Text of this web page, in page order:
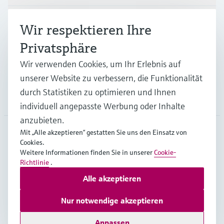
Branchen
Support
Unternehmen
DEU
Copyright © Endress+Hauser Group Services AG
Nutzungsbedingungen
Datenschutz
Rechtliches und AGB Deutschland
Wir respektieren Ihre
Privatsphäre
Wir verwenden Cookies, um Ihr Erlebnis auf
unserer Website zu verbessern, die Funktionalität
durch Statistiken zu optimieren und Ihnen
individuell angepasste Werbung oder Inhalte
anzubieten.
Mit „Alle akzeptieren“ gestatten Sie uns den Einsatz von
Cookies.
Weitere Informationen finden Sie in unsererCookie-
Richtlinie .
Nur notwendige akzeptieren
Alle akzeptieren